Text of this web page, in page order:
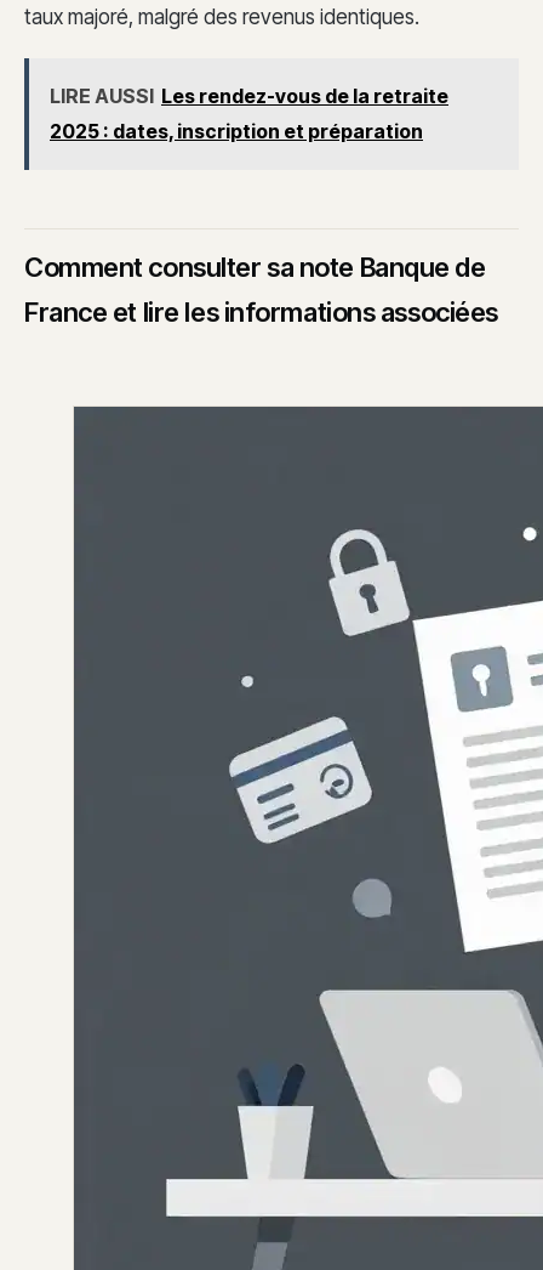
taux majoré, malgré des revenus identiques.
LIRE AUSSI Les rendez-vous de la retraite
2025 : dates, inscription et préparation
Comment consulter sa note Banque de
France et lire les informations associées